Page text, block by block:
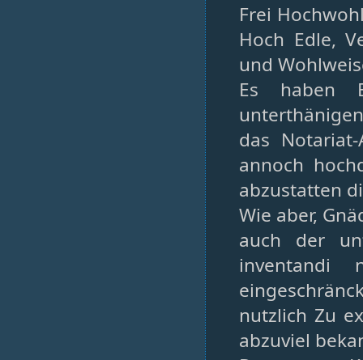
Frei
Hoch Edle,
und
Es haben
das
annoch
abzustatten
Wie aber,
auch der
nutzlich Zu
abzuviel